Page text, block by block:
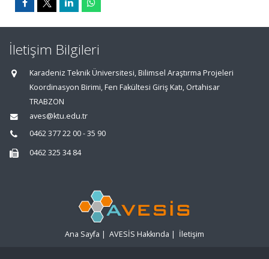
İletişim Bilgileri
Karadeniz Teknik Üniversitesi, Bilimsel Araştırma Projeleri
Koordinasyon Birimi, Fen Fakültesi Giriş Katı, Ortahisar
TRABZON
aves@ktu.edu.tr
0462 377 22 00 - 35 90
0462 325 34 84
Ana Sayfa | AVESİS Hakkında | İletişim